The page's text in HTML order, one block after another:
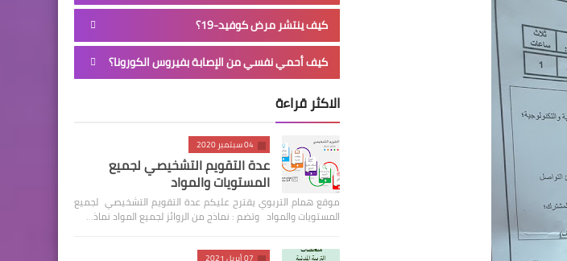
كيف ينتشر مرض كوفيد-19؟
كيف أحمي نفسي من الإصابة بفيروس الكورونا؟
الاكثر قراءة
04 سبتمبر 2020
عدة التقويم التشخيصي لجميع
المستويات والمواد
موقع همام التربوي يقترح عليكم عدة التقويم التشخيصي لجميع
المستويات والمواد وتضم : نماذج من الروائز لجميع المواد نماذ…